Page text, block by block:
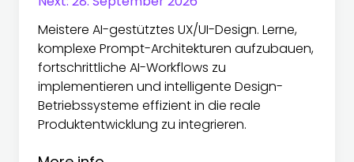
Meistere AI-gestütztes UX/UI-Design. Lerne,
komplexe Prompt-Architekturen aufzubauen,
fortschrittliche AI-Workflows zu
implementieren und intelligente Design-
Betriebssysteme effizient in die reale
Produktentwicklung zu integrieren.